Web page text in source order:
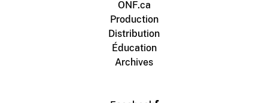
ONF.ca
Production
Distribution
Éducation
Archives